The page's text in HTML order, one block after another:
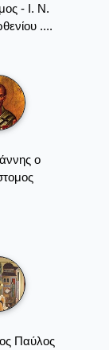
- Ι. Ν.
....
ο
Παύλος